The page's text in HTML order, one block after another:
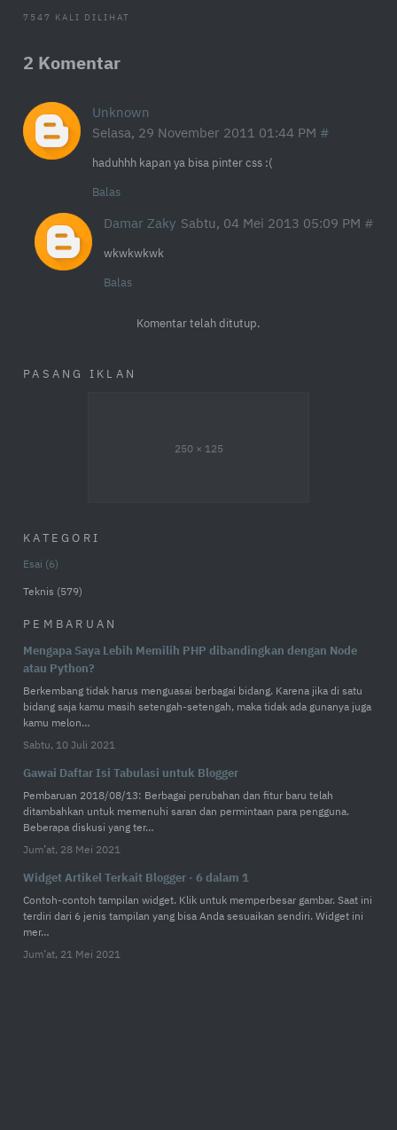
7547 KALI DILIHAT
2 Komentar
Unknown
Selasa, 29 November 2011 01:44 PM
haduhhh kapan ya bisa pinter css :(
Balas
Damar Zaky Sabtu, 04 Mei 2013 05:09 PM
wkwkwkwk
Balas
Komentar telah ditutup.
PASANG IKLAN
250 × 125
KATEGORI
Esai 6
Teknis 579
PEMBARUAN
Mengapa Saya Lebih Memilih PHP dibandingkan dengan Node
atau Python?
Berkembang tidak harus menguasai berbagai bidang. Karena jika di satu
bidang saja kamu masih setengah-setengah, maka tidak ada gunanya juga
kamu melon…
Sabtu, 10 Juli 2021
Gawai Daftar Isi Tabulasi untuk Blogger
Pembaruan 2018/08/13: Berbagai perubahan dan fitur baru telah
ditambahkan untuk memenuhi saran dan permintaan para pengguna.
Beberapa diskusi yang ter…
Jum’at, 28 Mei 2021
Widget Artikel Terkait Blogger · 6 dalam 1
Contoh-contoh tampilan widget. Klik untuk memperbesar gambar. Saat ini
terdiri dari 6 jenis tampilan yang bisa Anda sesuaikan sendiri. Widget ini
mer…
Jum’at, 21 Mei 2021